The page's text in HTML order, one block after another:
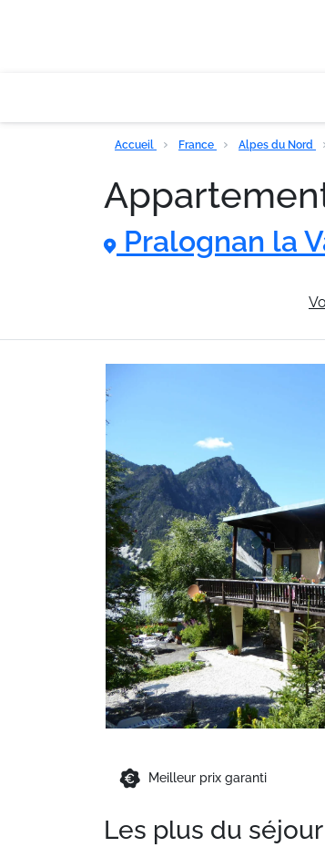
Accueil France Alpes du Nord
Pralognan la
Meilleur prix garanti
Les plus du séjour